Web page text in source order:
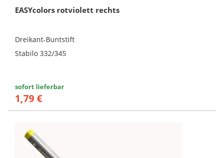
EASYcolors rotviolett rechts
Dreikant-Buntstift
Stabilo 332/345
sofort lieferbar
1,79 €